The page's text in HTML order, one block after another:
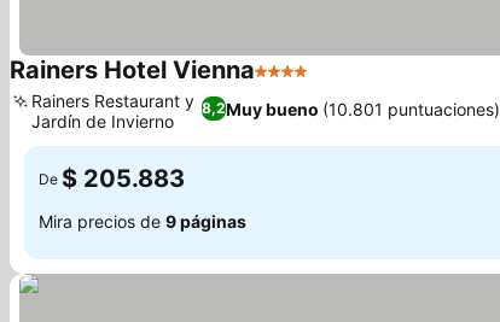
Rainers Hotel Vienna4 Estrellas
8,2Muy bueno (10.801 puntuaciones)
Rainers Restaurant y
Jardín de Invierno
De $ 205.883
Mira precios de 9 páginas